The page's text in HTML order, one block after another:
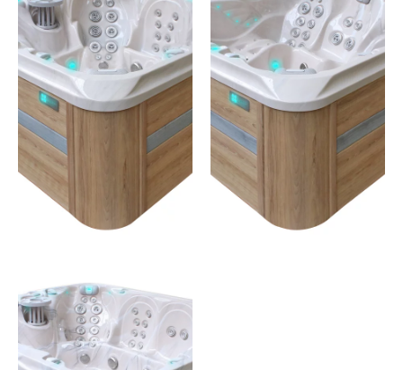
JOY
7 places – 88 jets
HARMONY
ADMIRE
6 places – 77 jets